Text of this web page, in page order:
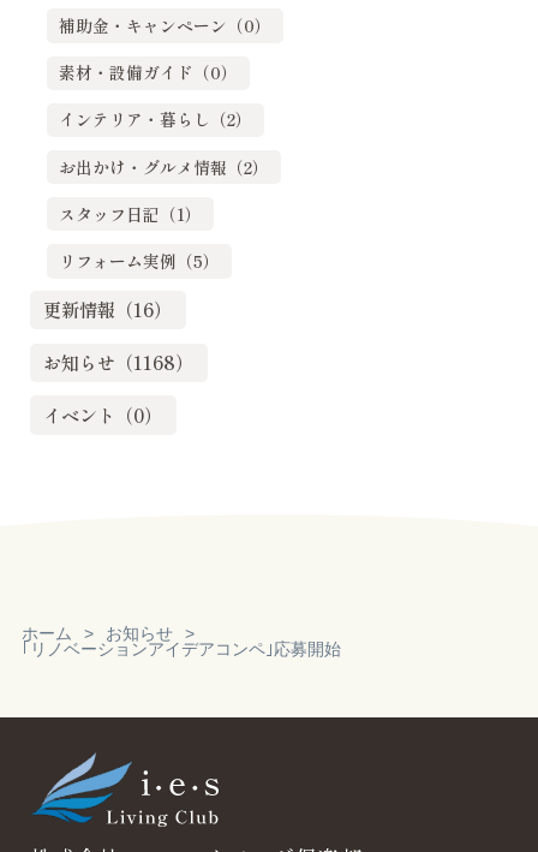
補助金・キャンペーン（0）
素材・設備ガイド（0）
インテリア・暮らし（2）
お出かけ・グルメ情報（2）
スタッフ日記（1）
リフォーム実例（5）
更新情報（16）
お知らせ（1168）
イベント（0）
ホーム
お知らせ
｢リノベーションアイデアコンペ｣応募開始
Reservation
見積り・無料相